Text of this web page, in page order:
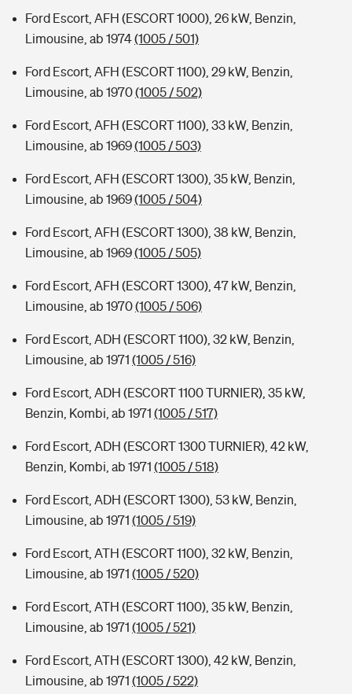
Ford Escort, AFH (ESCORT 1000), 26 kW, Benzin,
Limousine, ab 1974(1005 / 501)
Ford Escort, AFH (ESCORT 1100), 29 kW, Benzin,
Limousine, ab 1970(1005 / 502)
Ford Escort, AFH (ESCORT 1100), 33 kW, Benzin,
Limousine, ab 1969(1005 / 503)
Ford Escort, AFH (ESCORT 1300), 35 kW, Benzin,
Limousine, ab 1969(1005 / 504)
Ford Escort, AFH (ESCORT 1300), 38 kW, Benzin,
Limousine, ab 1969(1005 / 505)
Ford Escort, AFH (ESCORT 1300), 47 kW, Benzin,
Limousine, ab 1970(1005 / 506)
Ford Escort, ADH (ESCORT 1100), 32 kW, Benzin,
Limousine, ab 1971 (1005 / 516)
Ford Escort, ADH (ESCORT 1100 TURNIER), 35 kW,
Benzin, Kombi, ab 1971 (1005 / 517)
Ford Escort, ADH (ESCORT 1300 TURNIER), 42 kW,
Benzin, Kombi, ab 1971 (1005 / 518)
Ford Escort, ADH (ESCORT 1300), 53 kW, Benzin,
Limousine, ab 1971 (1005 / 519)
Ford Escort, ATH (ESCORT 1100), 32 kW, Benzin,
Limousine, ab 1971 (1005 / 520)
Ford Escort, ATH (ESCORT 1100), 35 kW, Benzin,
Limousine, ab 1971 (1005 / 521)
Ford Escort, ATH (ESCORT 1300), 42 kW, Benzin,
Limousine, ab 1971 (1005 / 522)